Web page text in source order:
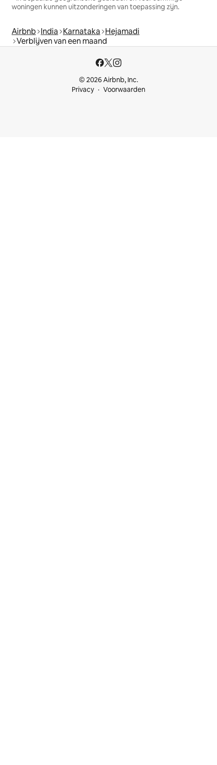
woningen kunnen uitzonderingen van toepassing zijn.
Airbnb India Karnataka Hejamadi
Verblijven van een maand
© 2026 Airbnb, Inc.
Privacy
Voorwaarden